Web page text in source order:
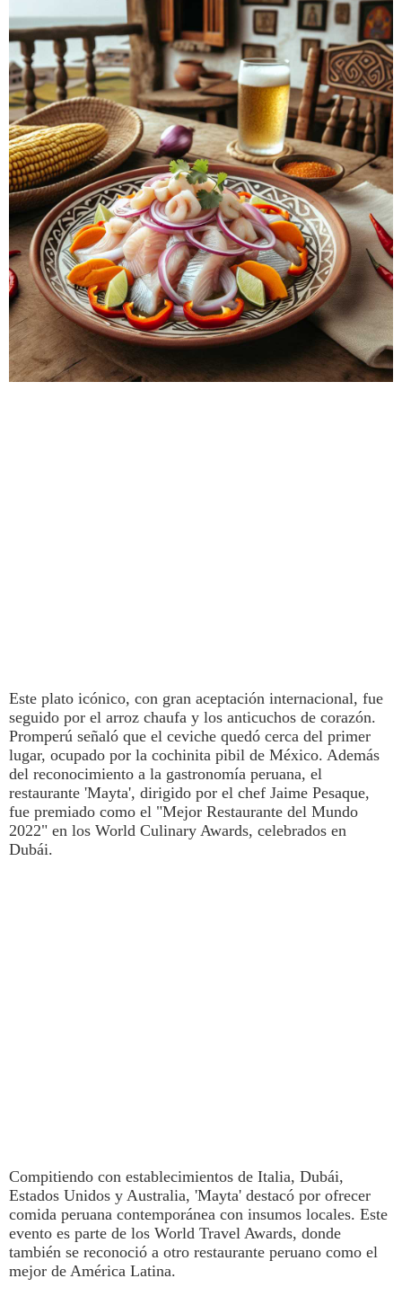
Este plato icónico, con gran aceptación internacional, fue
seguido por el arroz chaufa y los anticuchos de corazón.
Promperú señaló que el ceviche quedó cerca del primer
lugar, ocupado por la cochinita pibil de México. Además
del reconocimiento a la gastronomía peruana, el
restaurante 'Mayta', dirigido por el chef Jaime Pesaque,
fue premiado como el "Mejor Restaurante del Mundo
2022" en los World Culinary Awards, celebrados en
Dubái.
Compitiendo con establecimientos de Italia, Dubái,
Estados Unidos y Australia, 'Mayta' destacó por ofrecer
comida peruana contemporánea con insumos locales. Este
evento es parte de los World Travel Awards, donde
también se reconoció a otro restaurante peruano como el
mejor de América Latina.